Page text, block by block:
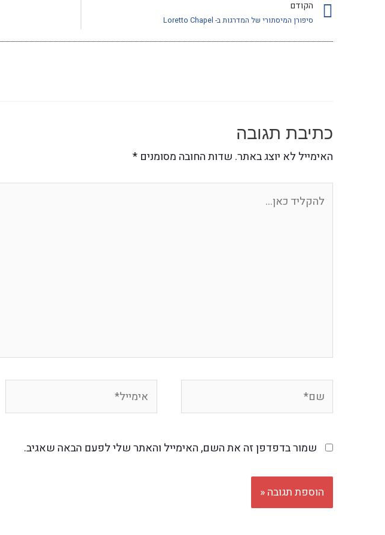
הקודם
סיפורן המיסתורי של המדרגות ב- Loretto Chapel
כתיבת תגובה
האימייל לא יוצג באתר. שדות החובה מסומנים *
שמור בדפדפן זה את השם, האימייל והאתר שלי לפעם הבאה שאגיב.